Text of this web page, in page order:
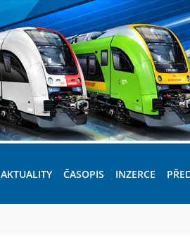
AKTUALITY ČASOPIS INZERCE